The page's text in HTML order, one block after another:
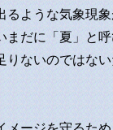
るような気象現
まだに「夏」と
りないのではな